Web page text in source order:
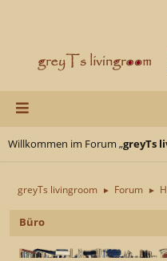
Willkommen im Forum „greyTs
greyTs livingroom ► Forum ►
Büro